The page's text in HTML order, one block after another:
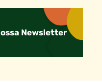
Newsletter